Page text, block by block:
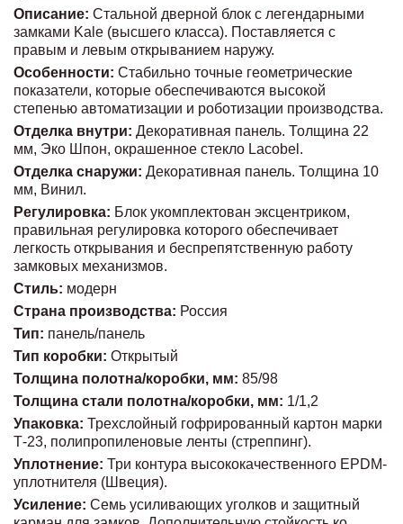
Описание: Стальной дверной блок с легендарными
замками Kale (высшего класса). Поставляется с
правым и левым открыванием наружу.
Особенности: Стабильно точные геометрические
показатели, которые обеспечиваются высокой
степенью автоматизации и роботизации производства.
Отделка внутри: Декоративная панель. Толщина 22
мм, Эко Шпон, окрашенное стекло Lacobel.
Отделка снаружи: Декоративная панель. Толщина 10
мм, Винил.
Регулировка: Блок укомплектован эксцентриком,
правильная регулировка которого обеспечивает
легкость открывания и беспрепятственную работу
замковых механизмов.
Стиль: модерн
Страна производства: Россия
Тип: панель/панель
Тип коробки: Открытый
Толщина полотна/коробки, мм: 85/98
Толщина стали полотна/коробки, мм: 1/1,2
Упаковка: Трехслойный гофрированный картон марки
Т-23, полипропиленовые ленты (стреппинг).
Уплотнение: Три контура высококачественного EPDM-
уплотнителя (Швеция).
Усиление: Семь усиливающих уголков и защитный